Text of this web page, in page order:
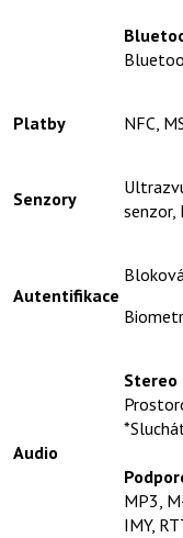
Platby NFC,
Senzory
senzor,
Autentifikace
Audio
Stereo
MP3,
IMY,